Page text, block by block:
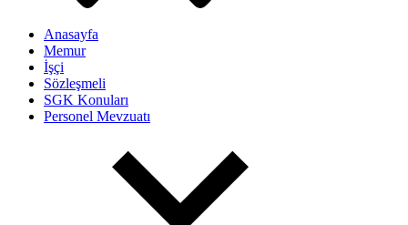
Anasayfa
Memur
İşçi
Sözleşmeli
SGK Konuları
Personel Mevzuatı